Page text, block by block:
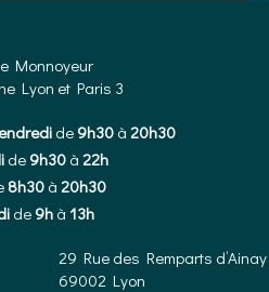
Monnoyeur
Lyon et Paris 3
de 9h30à 20h30
de 9h30 à 22h
8h30à 20h30
de 9hà 13h
29 Rue des Remparts d’Ainay
69002 Lyon